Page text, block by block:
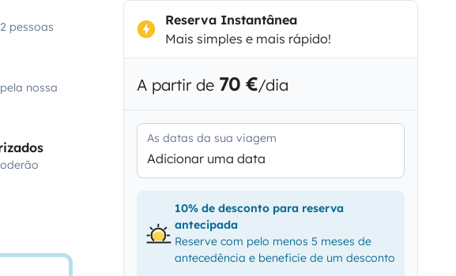
pessoas
nossa
Reserva Instantânea
Mais simples e mais rápido!
A partir de 70 €/dia
As datas da sua viagem
Adicionar uma data
10% de desconto para reserva
antecipada
Reserve com pelo menos 5 meses de
antecedência e beneficie de um desconto